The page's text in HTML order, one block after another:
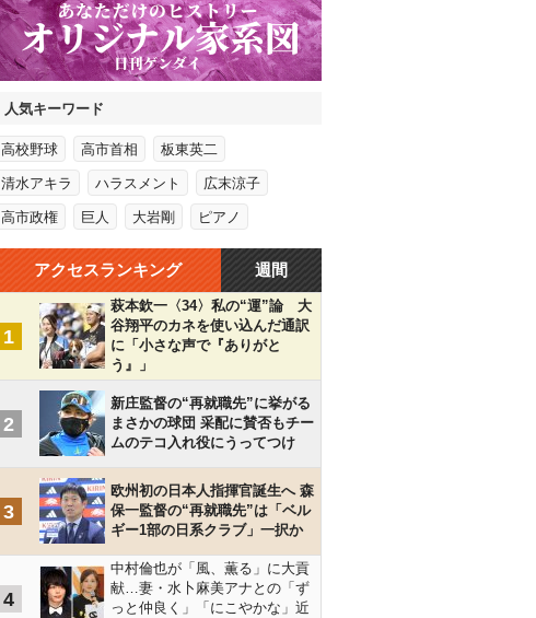
人気キーワード
高校野球 高市首相 板東英二
清水アキラ ハラスメント 広末涼子
高市政権 巨人 大岩剛 ピアノ
アクセスランキング 週間
1
萩本欽一〈34〉私の“運”論 大
谷翔平のカネを使い込んだ通訳
に「小さな声で『ありがと
う』」
2
新庄監督の“再就職先”に挙がる
まさかの球団 采配に賛否もチー
ムのテコ入れ役にうってつけ
3
欧州初の日本人指揮官誕生へ 森
保一監督の“再就職先”は「ベル
ギー1部の日系クラブ」一択か
4
中村倫也が「風、薫る」に大貢
献…妻・水卜麻美アナとの「ず
っと仲良く」「にこやかな」近